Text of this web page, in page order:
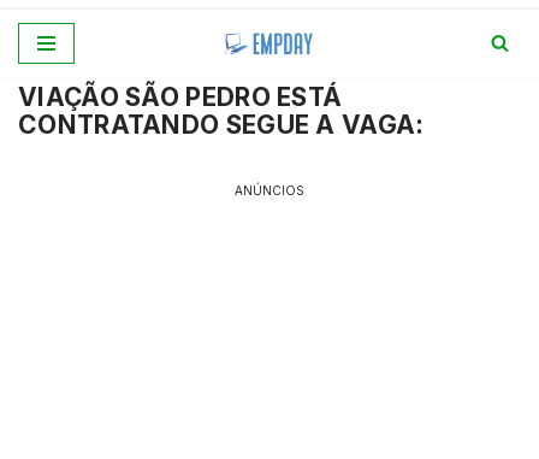
para
o
VIAÇÃO SÃO PEDRO ESTÁ
CONTRATANDO SEGUE A VAGA:
ANÚNCIOS